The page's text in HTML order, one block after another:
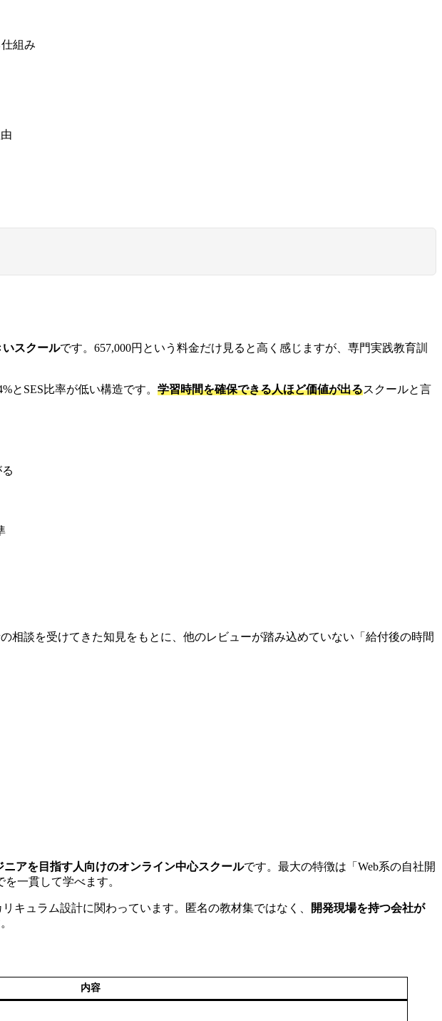
組み
スクールです。657,000円という料金だけ見ると高く感じますが、専門実践教育訓
とSES比率が低い構造です。 学習時間を確保できる人ほど価値が出るスクールと言
相談を受けてきた知見をもとに、他のレビューが踏み込めていない「給付後の時間
ニアを目指す人向けのオンライン中心スクールです。最大の特徴は「Web系の自社開
一貫して学べます。
キュラム設計に関わっています。匿名の教材集ではなく、
開発現場を持つ会社が
内容